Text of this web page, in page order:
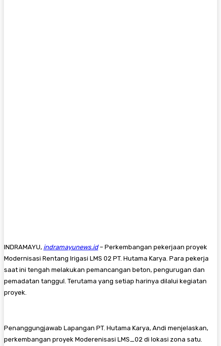
INDRAMAYU, indramayunews.id– Perkembangan pekerjaan proyek
Modernisasi Rentang Irigasi LMS 02 PT. Hutama Karya. Para pekerja
saat ini tengah melakukan pemancangan beton, pengurugan dan
pemadatan tanggul. Terutama yang setiap harinya dilalui kegiatan
proyek.
Penanggungjawab Lapangan PT. Hutama Karya, Andi menjelaskan,
perkembangan proyek Moderenisasi LMS_02 di lokasi zona satu.